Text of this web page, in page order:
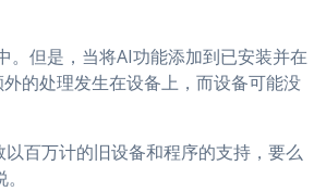
。但是，当将AI功能添加到已安装并在
的处理发生在设备上，而设备可能没
百万计的旧设备和程序的支持，要么